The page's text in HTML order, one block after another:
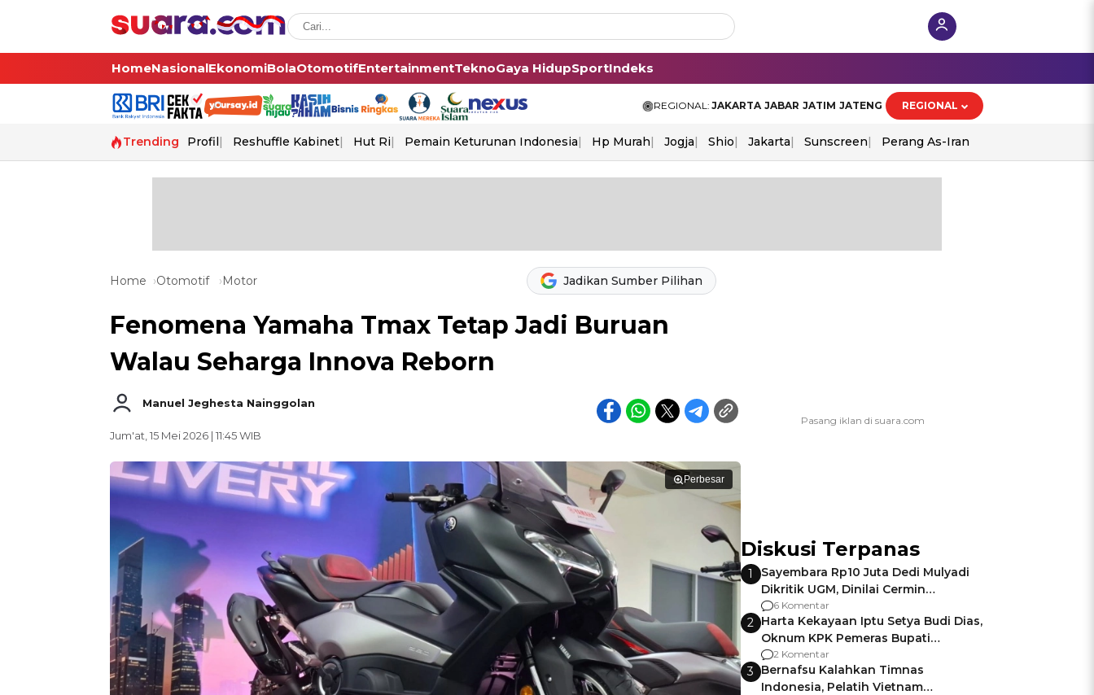
HomeNasionalEkonomiBolaOtomotifEntertainmentTeknoGaya HidupSportIndeks
REGIONAL: JAKARTA JABAR JATIM JATENG REGIONAL
Trending Profil Reshuffle Kabinet Hut Ri Pemain Keturunan Indonesia Hp Murah Jogja Shio Jakarta Sunscreen Perang As-Iran
Home Otomotif Motor Jadikan Sumber Pilihan
Fenomena Yamaha Tmax Tetap Jadi Buruan
Walau Seharga Innova Reborn
Manuel Jeghesta Nainggolan
Jum'at, 15 Mei 2026 | 11:45 WIB
Perbesar
Diskusi Terpanas
1
Sayembara Rp10 Juta Dedi Mulyadi
Dikritik UGM, Dinilai Cermin
Gagalnya Negara Jamin Keamanan
6 Komentar
2 Harta Kekayaan Iptu Setya Budi Dias,
Oknum KPK Pemeras Bupati
Pemalang
2 Komentar
3 Bernafsu Kalahkan Timnas
Indonesia, Pelatih Vietnam